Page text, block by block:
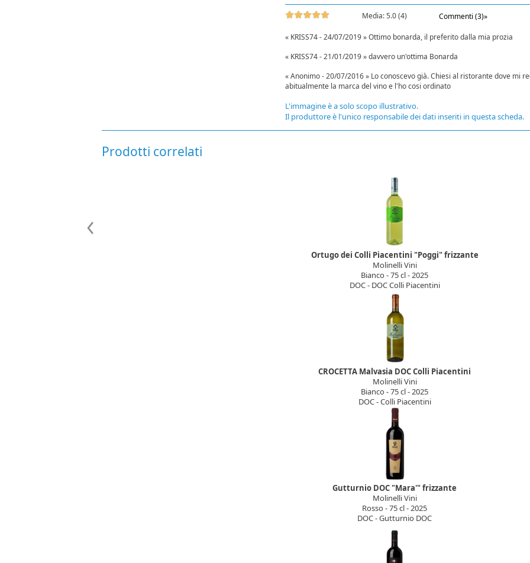
Media:5.0(4) Commenti (3)»
« KRISS74 - 24/07/2019 » Ottimo bonarda, il preferito dalla mia prozia
« KRISS74 - 21/01/2019 » davvero un'ottima Bonarda
« Anonimo - 20/07/2016 » Lo conoscevo già. Chiesi al ristorante dove mi
abitualmente la marca del vino e l'ho cosi ordinato
L'immagine è a solo scopo illustrativo.
Il produttore è l'unico responsabile dei dati inseriti in questa scheda.
Prodotti correlati
Ortugo dei Colli Piacentini "Poggi" frizzante
Molinelli Vini
Bianco - 75 cl - 2025
DOC - DOC Colli Piacentini
CROCETTA Malvasia DOC Colli Piacentini
Molinelli Vini
Bianco - 75 cl - 2025
DOC - Colli Piacentini
Gutturnio DOC "Mara'" frizzante
Molinelli Vini
Rosso - 75 cl - 2025
DOC - Gutturnio DOC